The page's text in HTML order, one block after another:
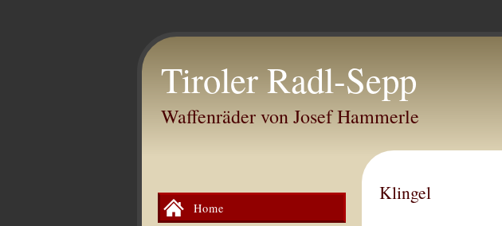
Tiroler Radl-Sepp
Waffenräder von Josef Hammerle
Home
Klingel